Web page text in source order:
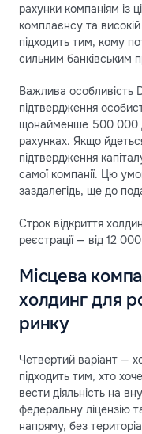
рахунки компаніям із
комплаєнсу та високій
підходить тим, кому
сильним банківським
Важлива особливість
підтвердження
щонайменше 500 000
рахунках. Якщо
підтвердження
самої компанії. Цю
заздалегідь, ще до
Строк відкриття
реєстрації — від 12
Місцева
холдинг для
ринку
Четвертий варіант —
підходить тим, хто
вести діяльність на
федеральну ліцензію
напряму, без